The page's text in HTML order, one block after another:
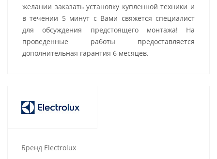
желании заказать установку купленной техники и
в течении 5 минут с Вами свяжется специалист
для обсуждения предстоящего монтажа! На
проведенные работы предоставляется
дополнительная гарантия 6 месяцев.
Бренд Electrolux